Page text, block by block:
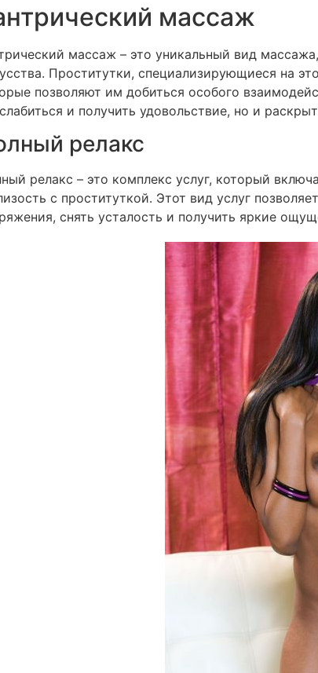
массаж
массаж – это уникальный вид
Проститутки, специализирующиеся на
позволяют им добиться особого
и получить удовольствие, но и
релакс
релакс – это комплекс услуг, который
с проституткой. Этот вид услуг
снять усталость и получить яркие